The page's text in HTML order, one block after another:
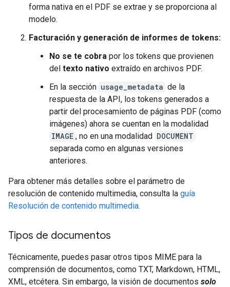
forma nativa en el PDF se extrae y se proporciona al
modelo.
Facturación y generación de informes de tokens:
No se te cobra por los tokens que provienen
del texto nativo extraído en archivos PDF.
En la sección usage_metadata de la
respuesta de la API, los tokens generados a
partir del procesamiento de páginas PDF (como
imágenes) ahora se cuentan en la modalidad
IMAGE , no en una modalidad DOCUMENT
separada como en algunas versiones
anteriores.
Para obtener más detalles sobre el parámetro de
resolución de contenido multimedia, consulta la guía
Resolución de contenido multimedia.
Tipos de documentos
Técnicamente, puedes pasar otros tipos MIME para la
comprensión de documentos, como TXT, Markdown, HTML,
XML, etcétera. Sin embargo, la visión de documentos solo